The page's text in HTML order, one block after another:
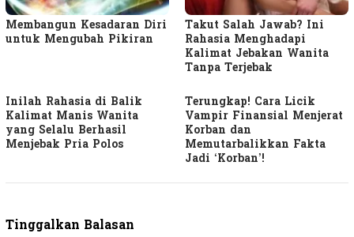
Membangun Kesadaran Diri
untuk Mengubah Pikiran
Takut Salah Jawab? Ini
Rahasia Menghadapi
Kalimat Jebakan Wanita
Tanpa Terjebak
Inilah Rahasia di Balik
Kalimat Manis Wanita
yang Selalu Berhasil
Menjebak Pria Polos
Terungkap! Cara Licik
Vampir Finansial Menjerat
Korban dan
Memutarbalikkan Fakta
Jadi ‘Korban’!
Tinggalkan Balasan